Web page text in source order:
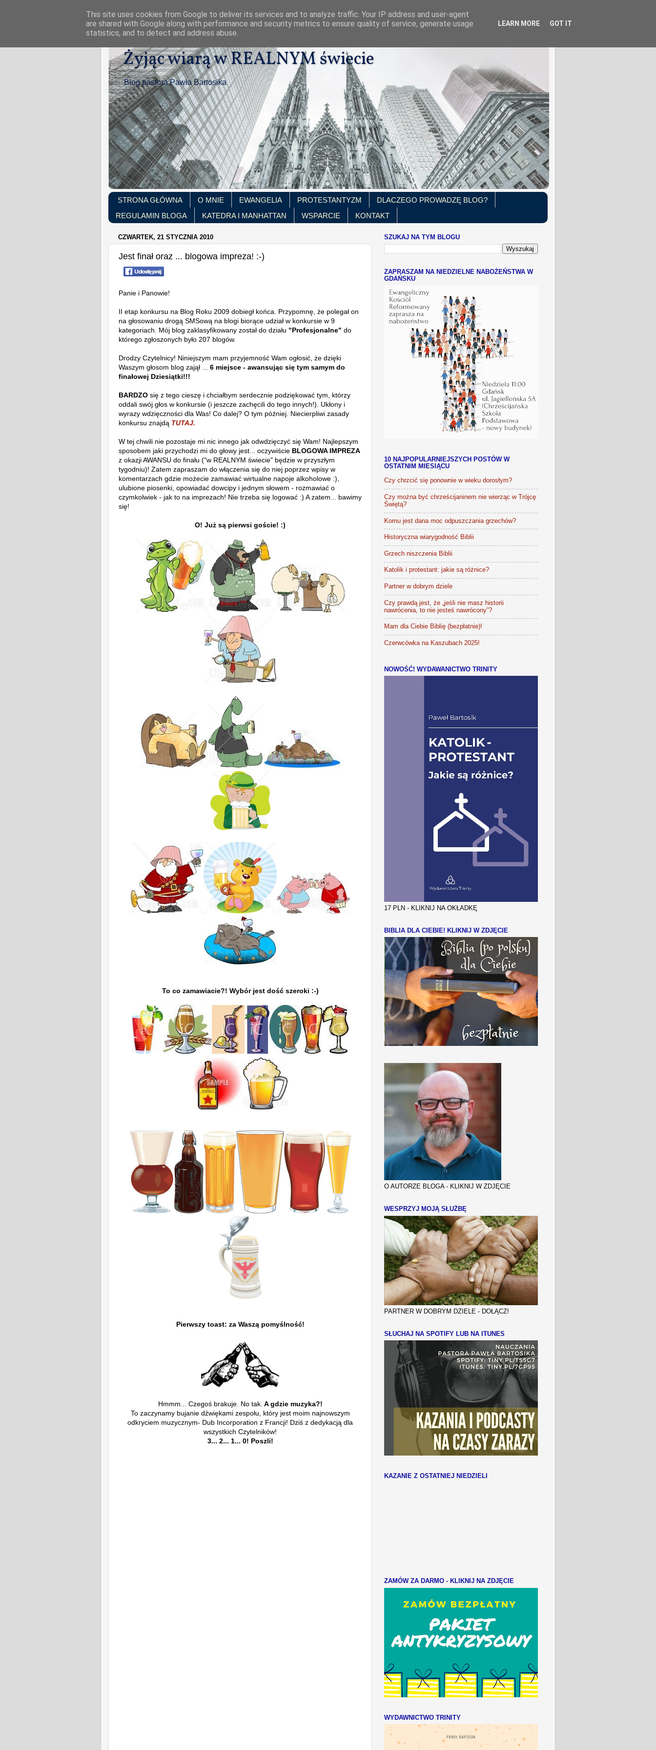
Żyjąc wiarą w REALNYM świecie
Blog pastora Pawła Bartosika
STRONA GŁÓWNA O MNIE EWANGELIA PROTESTANTYZM
DLACZEGO PROWADZĘ BLOG?
REGULAMIN BLOGA
KATEDRA I MANHATTAN WSPARCIE KONTAKT
CZWARTEK, 21 STYCZNIA 2010
Jest finał oraz ... blogowa impreza! :-)
Panie i Panowie!
II etap konkursu na Blog Roku 2009 dobiegł końca. Przypomnę, że polegał on
na głosowaniu drogą SMSową na blogi biorące udział w konkursie w 9
kategoriach. Mój blog zaklasyfikowany został do działu "Profesjonalne" do
którego zgłoszonych było 207 blogów.
Drodzy Czytelnicy! Niniejszym mam przyjemność Wam ogłosić, że dzięki
Waszym głosom blog zajął ... 6 miejsce - awansując się tym samym do
finałowej Dziesiątki!!!
BARDZO się z tego cieszę i chciałbym serdecznie podziękować tym, którzy
oddali swój głos w konkursie (i jeszcze zachęcili do tego innych!). Ukłony i
wyrazy wdzięczności dla Was! Co dalej? O tym później. Niecierpliwi zasady
konkursu znajdą TUTAJ.
W tej chwili nie pozostaje mi nic innego jak odwdzięczyć się Wam! Najlepszym
sposobem jaki przychodzi mi do głowy jest... oczywiście BLOGOWA IMPREZA
z okazji AWANSU do finału ("w REALNYM świecie" będzie w przyszłym
tygodniu)! Zatem zapraszam do włączenia się do niej poprzez wpisy w
komentarzach gdzie możecie zamawiać wirtualne napoje alkoholowe :),
ulubione piosenki, opowiadać dowcipy i jednym słowem - rozmawiać o
czymkolwiek - jak to na imprezach! Nie trzeba się logować :) A zatem... bawimy
się!
O! Już są pierwsi goście! :)
To co zamawiacie?! Wybór jest dość szeroki :-)
Pierwszy toast: za Waszą pomyślność!
Hmmm... Czegoś brakuje. No tak. A gdzie muzyka?!
To zaczynamy bujanie dźwiękami zespołu, który jest moim najnowszym
odkryciem muzycznym- Dub Incorporation z Francji! Dziś z dedykacją dla
wszystkich Czytelników!
3... 2... 1... 0! Poszli!
SZUKAJ NA TYM BLOGU
ZAPRASZAM NA NIEDZIELNE NABOŻEŃSTWA W
GDAŃSKU
10 NAJPOPULARNIEJSZYCH POSTÓW W
OSTATNIM MIESIĄCU
Czy chrzcić się ponownie w wieku dorosłym?
Czy można być chrześcijaninem nie wierząc w Trójcę
Świętą?
Komu jest dana moc odpuszczania grzechów?
Historyczna wiarygodność Biblii
Grzech niszczenia Biblii
Katolik i protestant: jakie są różnice?
Partner w dobrym dziele
Czy prawdą jest, że „jeśli nie masz historii
nawrócenia, to nie jesteś nawrócony”?
Mam dla Ciebie Biblię (bezpłatnie)!
Czerwcówka na Kaszubach 2025!
NOWOŚĆ! WYDAWANICTWO TRINITY
17 PLN - KLIKNIJ NA OKŁADKĘ
BIBLIA DLA CIEBIE! KLIKNIJ W ZDJĘCIE
O AUTORZE BLOGA - KLIKNIJ W ZDJĘCIE
WESPRZYJ MOJĄ SŁUŻBĘ
PARTNER W DOBRYM DZIELE - DOŁĄCZ!
SŁUCHAJ NA SPOTIFY LUB NA ITUNES
KAZANIE Z OSTATNIEJ NIEDZIELI
ZAMÓW ZA DARMO - KLIKNIJ NA ZDJĘCIE
WYDAWNICTWO TRINITY
This site uses cookies from Google to deliver its services and to analyze traffic. Your IP address and user-agent
are shared with Google along with performance and security metrics to ensure quality of service, generate usage
statistics, and to detect and address abuse.
LEARN MORE GOT IT